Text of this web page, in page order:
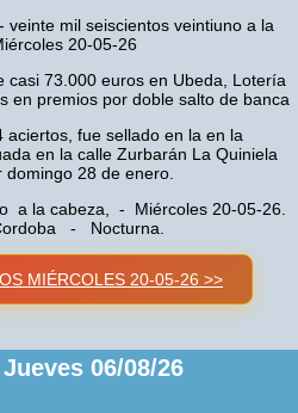
veinte mil seiscientos veintiuno a la
20-05-26
casi 73.000 euros en Ubeda, Lotería
en premios por doble salto de banca
aciertos, fue sellado en la en la
en la calle Zurbarán La Quiniela
28 de enero.
a la cabeza, - Miércoles 20-05-26.
- Nocturna.
MIÉRCOLES 20-05-26 >>
06/08/26